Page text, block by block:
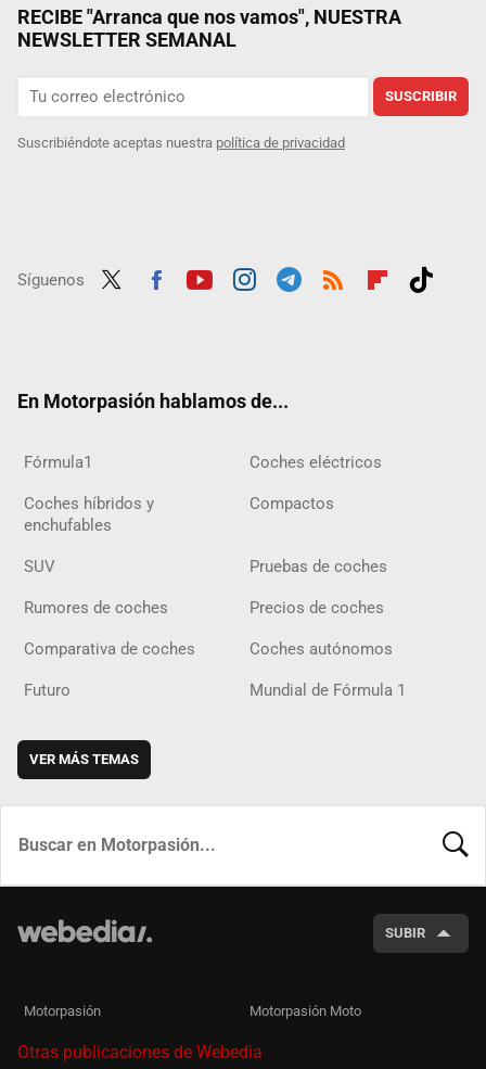
RECIBE "Arranca que nos vamos", NUESTRA
NEWSLETTER SEMANAL
SUSCRIBIR
Suscribiéndote aceptas nuestra política de privacidad
Síguenos
En Motorpasión hablamos de...
Fórmula1 Coches eléctricos
Coches híbridos y
enchufables
Compactos
SUV Pruebas de coches
Rumores de coches Precios de coches
Comparativa de coches Coches autónomos
Futuro Mundial de Fórmula 1
VER MÁS TEMAS
SUBIR
Motorpasión Motorpasión Moto
Otras publicaciones de Webedia